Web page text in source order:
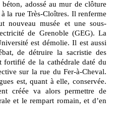
adossé au mur de clôture
la rue Très-Cloîtres. Il renferme
nouveau musée et une sous-
de Grenoble (GEG). La
est démolie. Il est aussi
de détruire la sacristie des
fortifié de la cathédrale daté du
sur la rue du Fer-à-Cheval.
est, quant à elle, conservée.
créée va alors permettre de
et le rempart romain, et d’en